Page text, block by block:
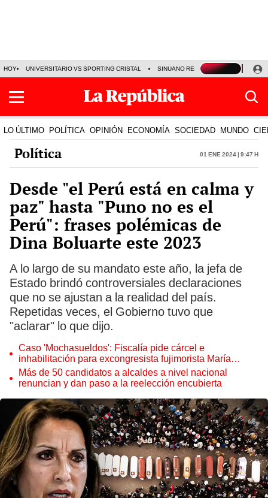
HOY UNIVERSITARIO VS SPORTING CRISTAL SINUANO RESULTADOS HOY
LO ÚLTIMO POLÍTICA OPINIÓN ECONOMÍA SOCIEDAD MUNDO
Política 01 Ene 2024 | 9:47 h
Desde "el Perú está en calma y
paz" hasta "Puno no es el
Perú": frases polémicas de
Dina Boluarte este 2023
A lo largo de su mandato este año, la jefa de
Estado brindó controversiales declaraciones
que no se ajustan a la realidad del país.
Repetidas veces, el Gobierno tuvo que
"aclarar" lo que dijo.
Caso 'Mochasueldos': Fiscalía pide cárcel e
inhabilitación para excongresista fujimorista María
Cordero Jon Tay
Más de 50 candidatos a alcaldes a nivel nacional
renuncian y dan paso a la reelección encubierta